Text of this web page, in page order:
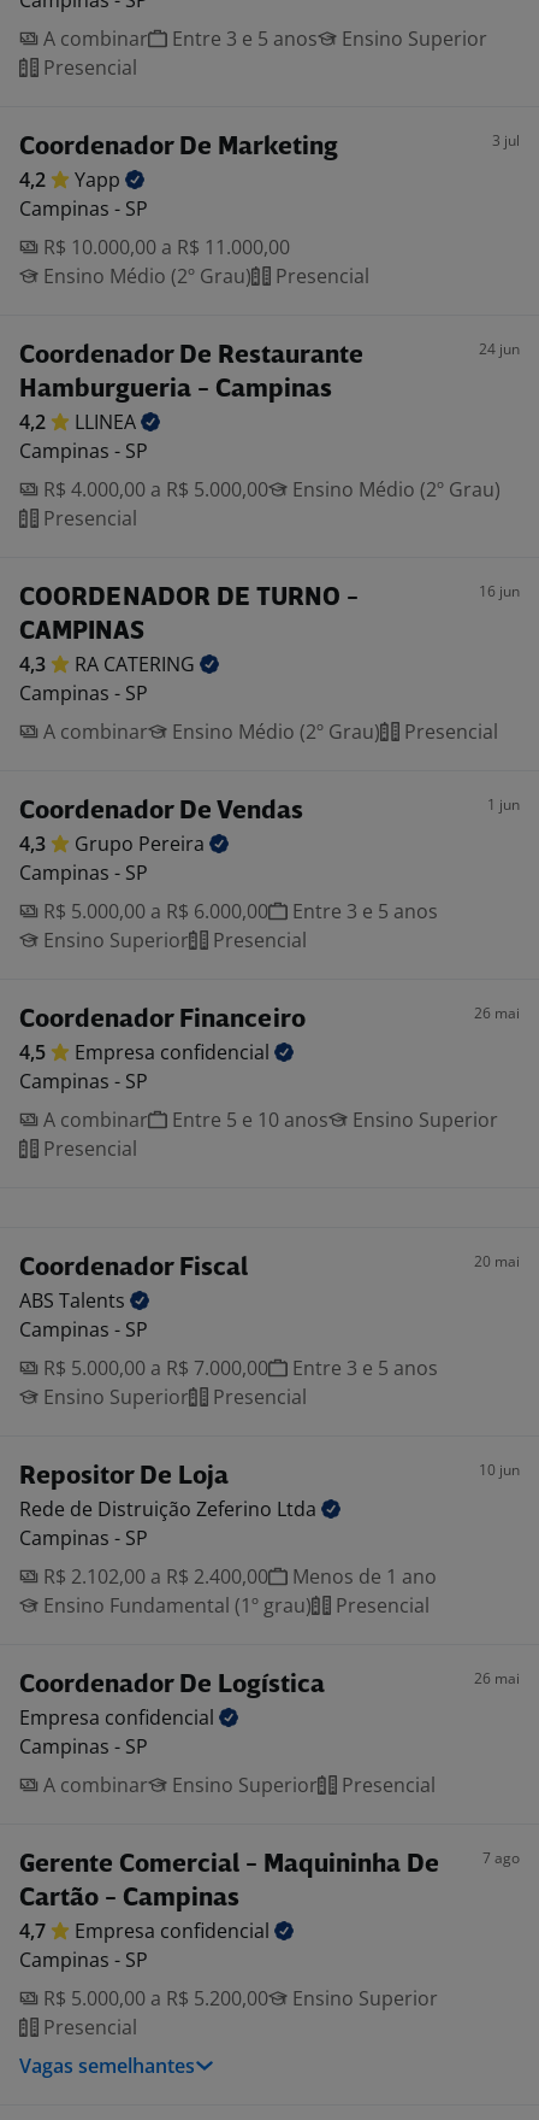
A combinar
Entre 3 e 5 anos
Ensino Superior
Presencial
Coordenador De Marketing 3 jul
4,2
Yapp
Campinas - SP
R$ 10.000,00 a R$ 11.000,00
Ensino Médio (2º Grau)
Presencial
Coordenador De Restaurante
Hamburgueria - Campinas
24 jun
4,2
LLINEA
Campinas - SP
R$ 4.000,00 a R$ 5.000,00
Ensino Médio (2º Grau)
Presencial
COORDENADOR DE TURNO -
CAMPINAS
16 jun
4,3 RA CATERING
Campinas - SP
A combinar
Ensino Médio (2º Grau) Presencial
Coordenador De Vendas 1 jun
4,3 Grupo Pereira
Campinas - SP
R$ 5.000,00 a R$ 6.000,00
Entre 3 e 5 anos
Ensino Superior
Presencial
Coordenador Financeiro 26 mai
4,5 Empresa confidencial
Campinas - SP
A combinar
Entre 5 e 10 anos
Ensino Superior
Presencial
Coordenador Fiscal 20 mai
ABS Talents
Campinas - SP
R$ 5.000,00 a R$ 7.000,00
Entre 3 e 5 anos
Ensino Superior
Presencial
Repositor De Loja 10 jun
Rede de Distruição Zeferino Ltda
Campinas - SP
R$ 2.102,00 a R$ 2.400,00
Menos de 1 ano
Ensino Fundamental (1º grau)
Presencial
Coordenador De Logística 26 mai
Empresa confidencial
Campinas - SP
A combinar
Ensino Superior Presencial
Gerente Comercial - Maquininha De
Cartão - Campinas
7 ago
4,7 Empresa confidencial
Campinas - SP
R$ 5.000,00 a R$ 5.200,00
Ensino Superior
Presencial
Vagas semelhantes